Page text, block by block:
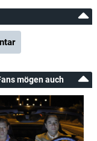
mögen auch